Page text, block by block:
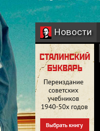
Новости